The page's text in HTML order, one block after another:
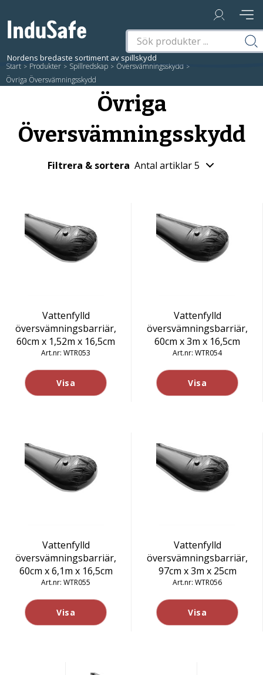
Start / Produkter / Spillredskap / Översvämningsskydd /
Övriga Översvämningsskydd
Övriga
Översvämningsskydd
Filtrera & sortera Antal artiklar 5
Vattenfylld
översvämningsbarriär,
60cm x 1,52m x 16,5cm
WTR053
Visa
Vattenfylld
översvämningsbarriär,
60cm x 3m x 16,5cm
WTR054
Visa
Vattenfylld
översvämningsbarriär,
60cm x 6,1m x 16,5cm
WTR055
Visa
Vattenfylld
översvämningsbarriär,
97cm x 3m x 25cm
WTR056
Visa